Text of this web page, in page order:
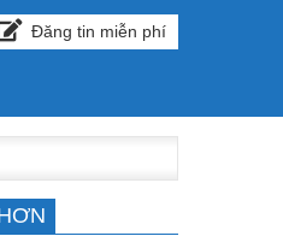
Đăng tin miễn phí